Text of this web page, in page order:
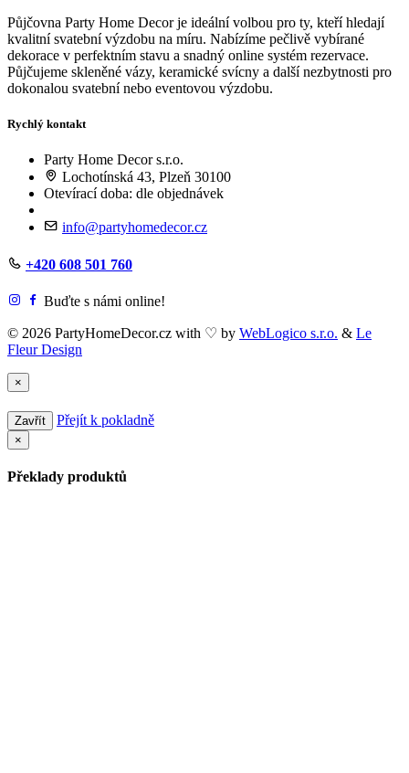
Půjčovna Party Home Decor je ideální volbou pro ty, kteří hledají
kvalitní svatební výzdobu na míru. Nabízíme pečlivě vybírané
dekorace v perfektním stavu a snadný online systém rezervace.
Půjčujeme skleněné vázy, keramické svícny a další nezbytnosti pro
dokonalou svatební nebo eventovou výzdobu.
Rychlý kontakt
Party Home Decor s.r.o.
Lochotínská 43, Plzeň 30100
Otevírací doba: dle objednávek
info@partyhomedecor.cz
+420 608 501 760
Buďte s námi online!
© 2026 PartyHomeDecor.cz with ♡ by WebLogico s.r.o. & Le
Fleur Design
×
Zavřít Přejít k pokladně
×
Překlady produktů